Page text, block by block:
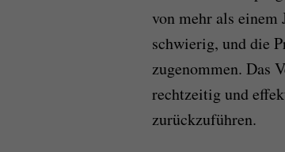
von mehr als einem
schwierig, und die
zugenommen. Das
rechtzeitig und
zurückzuführen.